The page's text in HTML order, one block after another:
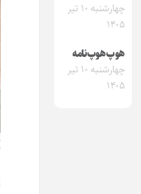
چهارشنبه ۱۰ تیر
۱۴۰۵
هوپ‌هوپ‌نامه
چهارشنبه ۱۰ تیر
۱۴۰۵